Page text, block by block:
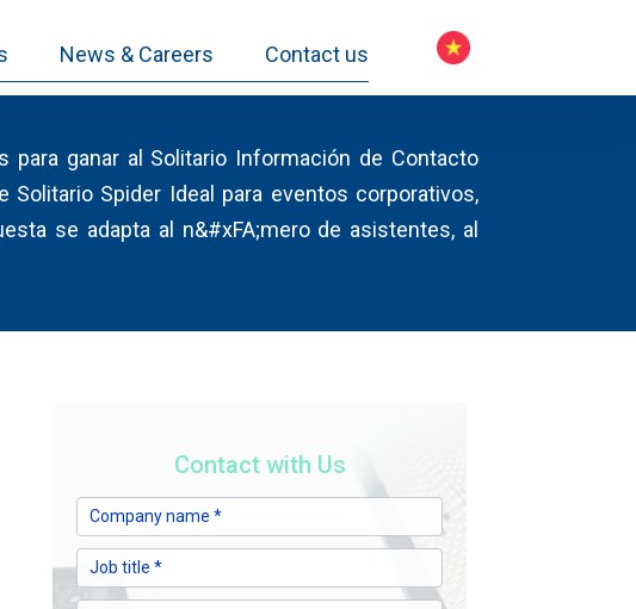
News & Careers Contact us
para ganar al Solitario Información de Contacto
Solitario Spider Ideal para eventos corporativos,
se adapta al n&#xFA;mero de asistentes, al
Contact with Us